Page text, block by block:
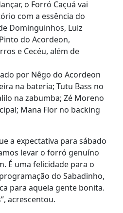
o Forró Caçuá vai
com a essência do
Dominguinhos, Luiz
do Acordeon,
e Cecéu, além de
por Nêgo do Acordeon
na bateria; Tutu Bass no
na zabumba; Zé Moreno
Mana Flor no backing
a expectativa para sábado
levar o forró genuíno
É uma felicidade para o
do Sabadinho,
para aquela gente bonita.
acrescentou.